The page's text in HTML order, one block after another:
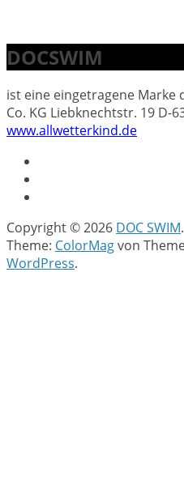
DOCSWIM
ist eine eingetragene
Co. KG Liebknechtstr. 19 D-
www.allwetterkind.de
Copyright © 2026 DOC SWIM
Theme: ColorMagvon
WordPress.